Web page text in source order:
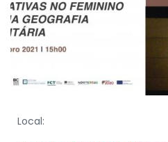
Local: